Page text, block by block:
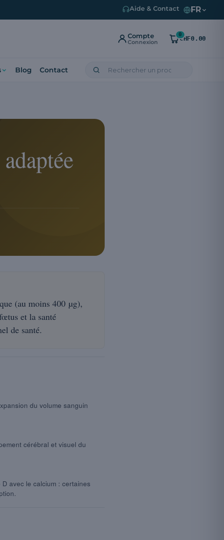
Aide & Contact FR
Compte
Connexion
0
CHF0.00
Blog Contact
(au moins 400 µg),
et la santé
de santé.
du volume sanguin
cérébral et visuel du
avec le calcium : certaines